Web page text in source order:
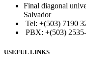
Final diagonal
Salvador
Tel: +(503) 7190
PBX: +(503)
USEFUL LINKS